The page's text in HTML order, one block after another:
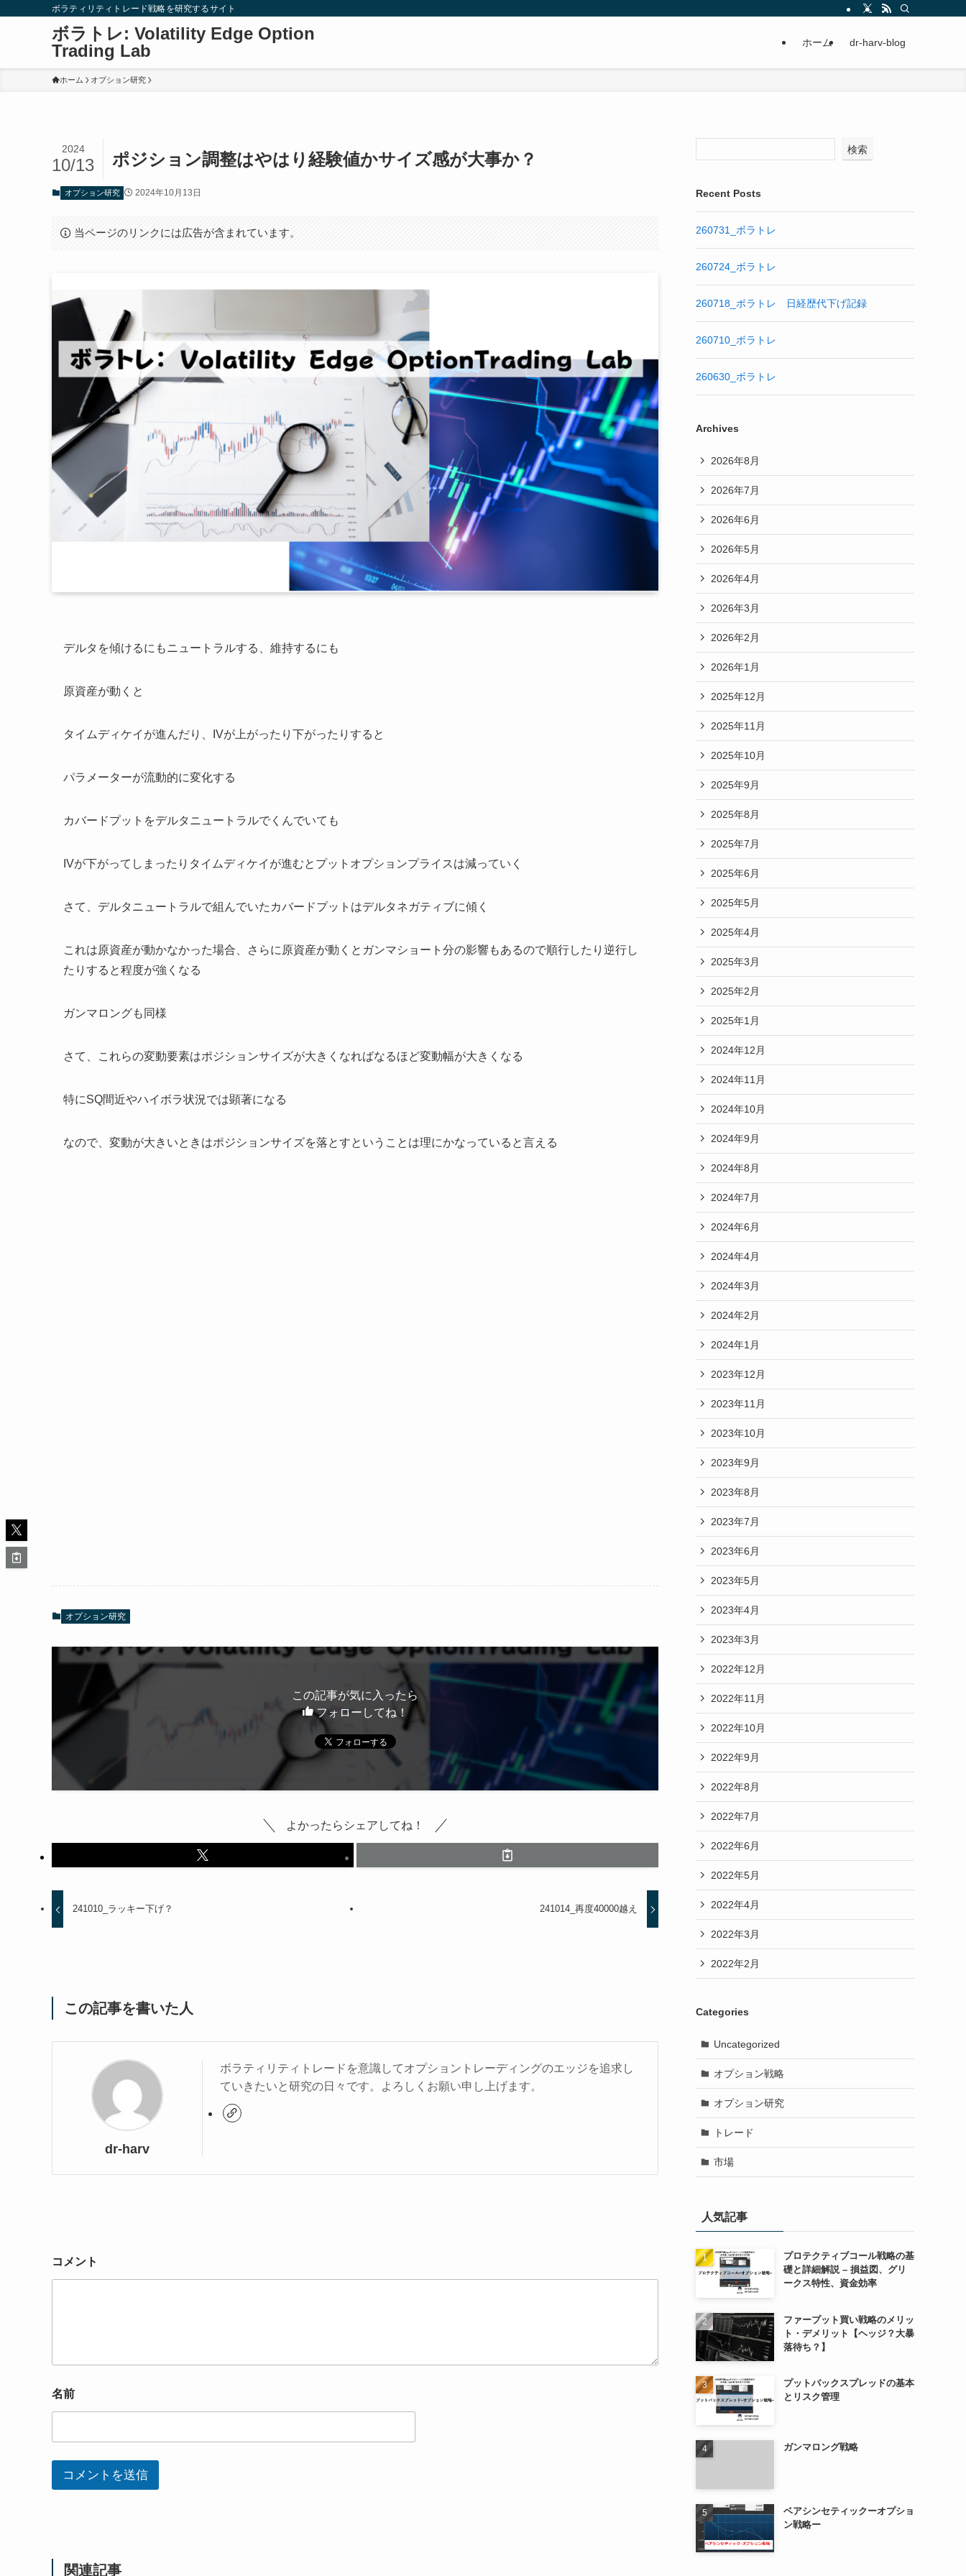
ボラティリティトレード戦略を研究するサイト
ボラトレ: Volatility Edge Option
Trading Lab
ホーム dr-harv-blog
ホーム オプション研究
ポジション調整はやはり経験値かサイズ感が大事か？
2024
10/13
オプション研究 2024年10月13日
当ページのリンクには広告が含まれています。
デルタを傾けるにもニュートラルする、維持するにも
原資産が動くと
タイムディケイが進んだり、IVが上がったり下がったりすると
パラメーターが流動的に変化する
カバードプットをデルタニュートラルでくんでいても
IVが下がってしまったりタイムディケイが進むとプットオプションプライスは減っていく
さて、デルタニュートラルで組んでいたカバードプットはデルタネガティブに傾く
これは原資産が動かなかった場合、さらに原資産が動くとガンマショート分の影響もあるので順行したり逆行し
たりすると程度が強くなる
ガンマロングも同様
さて、これらの変動要素はポジションサイズが大きくなればなるほど変動幅が大きくなる
特にSQ間近やハイボラ状況では顕著になる
なので、変動が大きいときはポジションサイズを落とすということは理にかなっていると言える
オプション研究
この記事が気に入ったら
フォローしてね！
よかったらシェアしてね！
241010_ラッキー下げ？ 241014_再度40000越え
この記事を書いた人
dr-harv
ボラティリティトレードを意識してオプショントレーディングのエッジを追求し
ていきたいと研究の日々です。よろしくお願い申し上げます。
コメント
名前
コメントを送信
関連記事
検索
Recent Posts
260731_ボラトレ
260724_ボラトレ
260718_ボラトレ 日経歴代下げ記録
260710_ボラトレ
260630_ボラトレ
Archives
2026年8月
2026年7月
2026年6月
2026年5月
2026年4月
2026年3月
2026年2月
2026年1月
2025年12月
2025年11月
2025年10月
2025年9月
2025年8月
2025年7月
2025年6月
2025年5月
2025年4月
2025年3月
2025年2月
2025年1月
2024年12月
2024年11月
2024年10月
2024年9月
2024年8月
2024年7月
2024年6月
2024年4月
2024年3月
2024年2月
2024年1月
2023年12月
2023年11月
2023年10月
2023年9月
2023年8月
2023年7月
2023年6月
2023年5月
2023年4月
2023年3月
2022年12月
2022年11月
2022年10月
2022年9月
2022年8月
2022年7月
2022年6月
2022年5月
2022年4月
2022年3月
2022年2月
Categories
Uncategorized
オプション戦略
オプション研究
トレード
市場
人気記事
プロテクティブコール戦略の基
礎と詳細解説 – 損益図、グリ
ークス特性、資金効率
ファープット買い戦略のメリッ
ト・デメリット【ヘッジ？大暴
落待ち？】
プットバックスプレッドの基本
とリスク管理
ガンマロング戦略
ベアシンセティックーオプショ
ン戦略ー